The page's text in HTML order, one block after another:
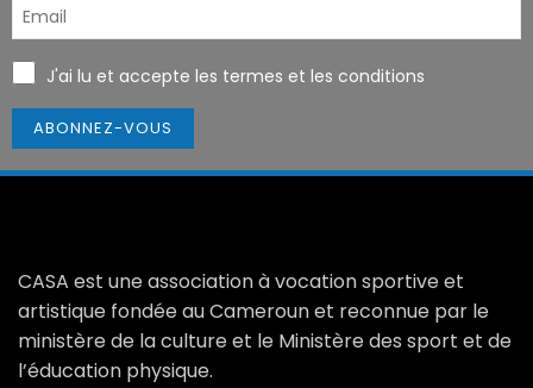
J'ai lu et accepte les termes et les conditions
CASA est une association à vocation sportive et
artistique fondée au Cameroun et reconnue par le
ministère de la culture et le Ministère des sport et de
l’éducation physique.